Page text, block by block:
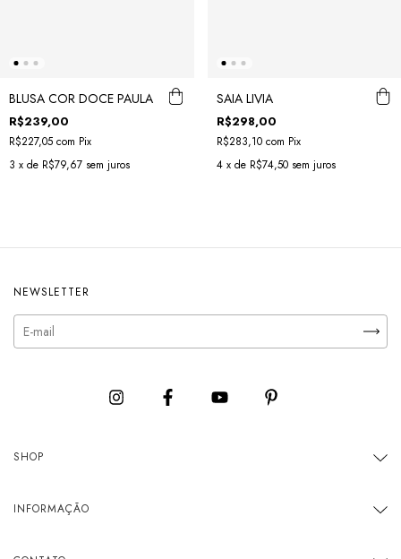
BLUSA COR DOCE PAULA
R$239,00
R$227,05 com Pix
3 x de R$79,67 sem juros
SAIA LIVIA
R$298,00
R$283,10 com Pix
4 x de R$74,50 sem juros
NEWSLETTER
SHOP
INFORMAÇÃO